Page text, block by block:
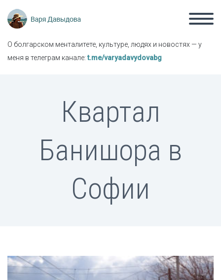
О болгарском менталитете, культуре, людях и новостях — у
меня в телеграм канале:t.me/varyadavydovabg
Квартал
Банишора в
Софии